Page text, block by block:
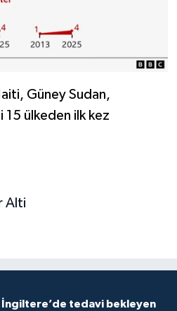
Güney Sudan,
15 ülkeden ilk kez
İngiltere’de tedavi bekleyen